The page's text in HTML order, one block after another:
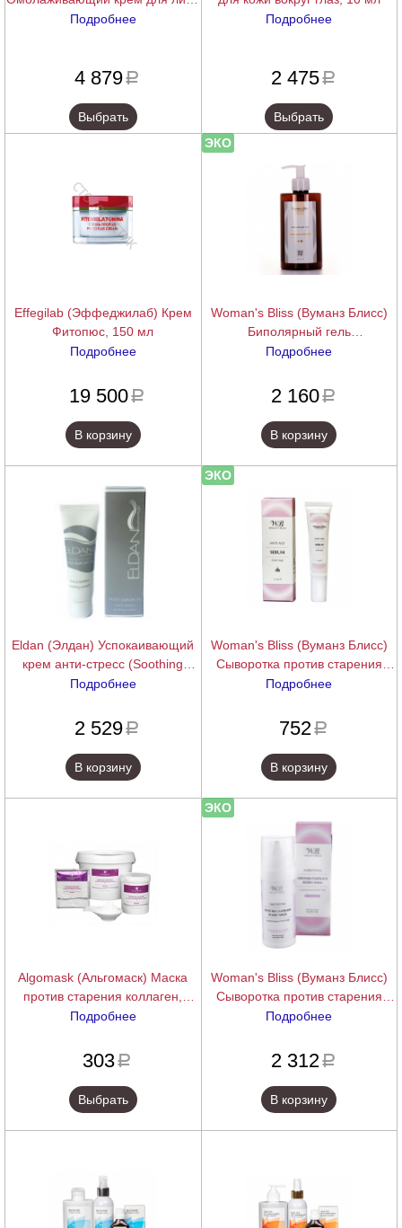
и области глаз (Мужская Линия |
Подробнее
4 879a
Выбрать
Подробнее
2 475a
Выбрать
Effegilab (Эффеджилаб) Крем
Фитопюс, 150 мл
Подробнее
19 500a
В корзину
ЭКО
Woman's Bliss (Вуманз Блисс)
Биполярный гель
«Омолаживающий», 460 мл.
Подробнее
2 160a
В корзину
Eldan (Элдан) Успокаивающий
крем анти-стресс (Soothing
Cream), 30 мл.
Подробнее
2 529a
В корзину
ЭКО
Woman's Bliss (Вуманз Блисс)
Сыворотка против старения
(Anti-age serum), 15 мл
Подробнее
752a
В корзину
Algomask (Альгомаск) Маска
против старения коллаген,
эластин и гиалуроновая кислота
Подробнее
303a
Выбрать
ЭКО
Woman's Bliss (Вуманз Блисс)
Сыворотка против старения
(Anti-age serum), 50 мл
Подробнее
2 312a
В корзину